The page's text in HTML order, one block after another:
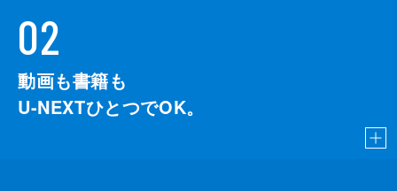
02
動画も書籍も
U-NEXTひとつでOK。